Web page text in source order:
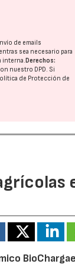
de emails
sea necesario para
interna. Derechos:
nuestro DPD. Si
de Protección de